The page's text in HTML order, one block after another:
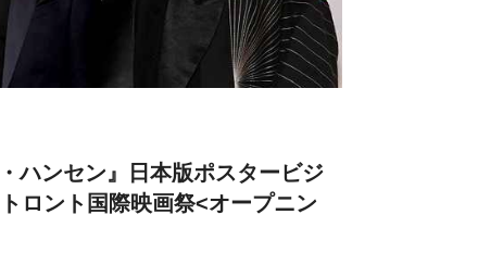
ハンセン』日本版ポスタービジ
ロント国際映画祭<オープニン